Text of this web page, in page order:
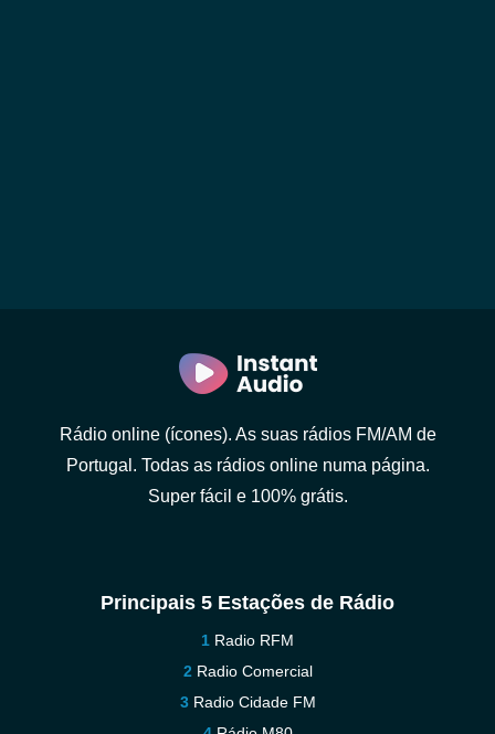
Rádio online (ícones). As suas rádios FM/AM de
Portugal. Todas as rádios online numa página.
Super fácil e 100% grátis.
Principais 5 Estações de Rádio
Radio RFM
Radio Comercial
Radio Cidade FM